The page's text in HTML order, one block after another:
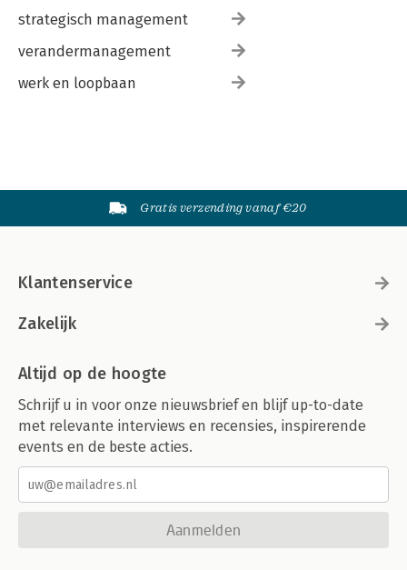
strategisch management
verandermanagement
werk en loopbaan
Gratis verzending vanaf €20
Klantenservice
Zakelijk
Altijd op de hoogte
Schrijf u in voor onze nieuwsbrief en blijf up-to-date
met relevante interviews en recensies, inspirerende
events en de beste acties.
Aanmelden